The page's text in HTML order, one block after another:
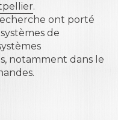
.
ont porté
de
notamment dans le